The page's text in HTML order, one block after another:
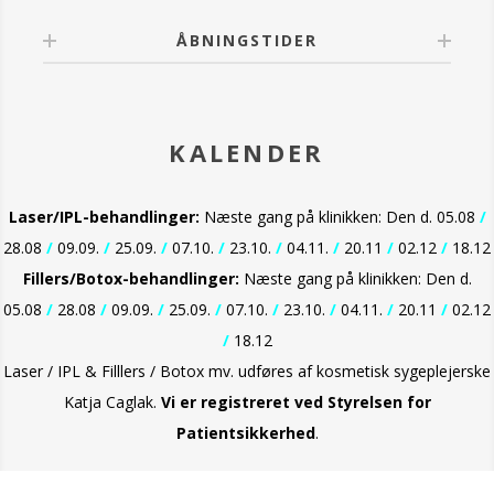
ÅBNINGSTIDER
KALENDER
Laser/IPL-behandlinger: Næste gang på klinikken: Den d. 05.08 /
28.08 / 09.09. / 25.09. / 07.10. / 23.10. / 04.11. / 20.11 / 02.12 / 18.12
Fillers/Botox-behandlinger: Næste gang på klinikken: Den d.
05.08 / 28.08 / 09.09. / 25.09. / 07.10. / 23.10. / 04.11. / 20.11 / 02.12
/18.12
Laser / IPL & Filllers / Botox mv. udføres af kosmetisk sygeplejerske
Katja Caglak. Vi er registreret ved Styrelsen for
Patientsikkerhed.